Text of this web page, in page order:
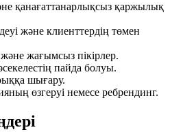
қанағаттанарлықсыз қаржылық
және клиенттердің төмен
жағымсыз пікірлер.
пайда болуы.
шығару.
өзгеруі немесе ребрендинг.